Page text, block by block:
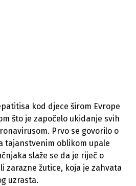
kod djece širom Evrope
što je započelo ukidanje svih
Prvo se govorilo o
tajanstvenim oblikom upale
slaže se da je riječ o
zarazne žutice, koja je zahvata
uzrasta.